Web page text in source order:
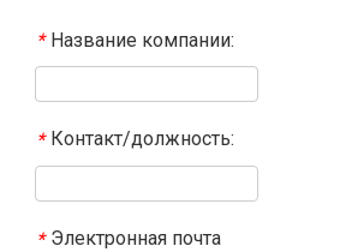
* Название компании:
* Контакт/должность:
* Электронная почта